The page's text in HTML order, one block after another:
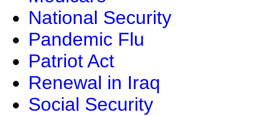
National Security
Pandemic Flu
Patriot Act
Renewal in Iraq
Social Security